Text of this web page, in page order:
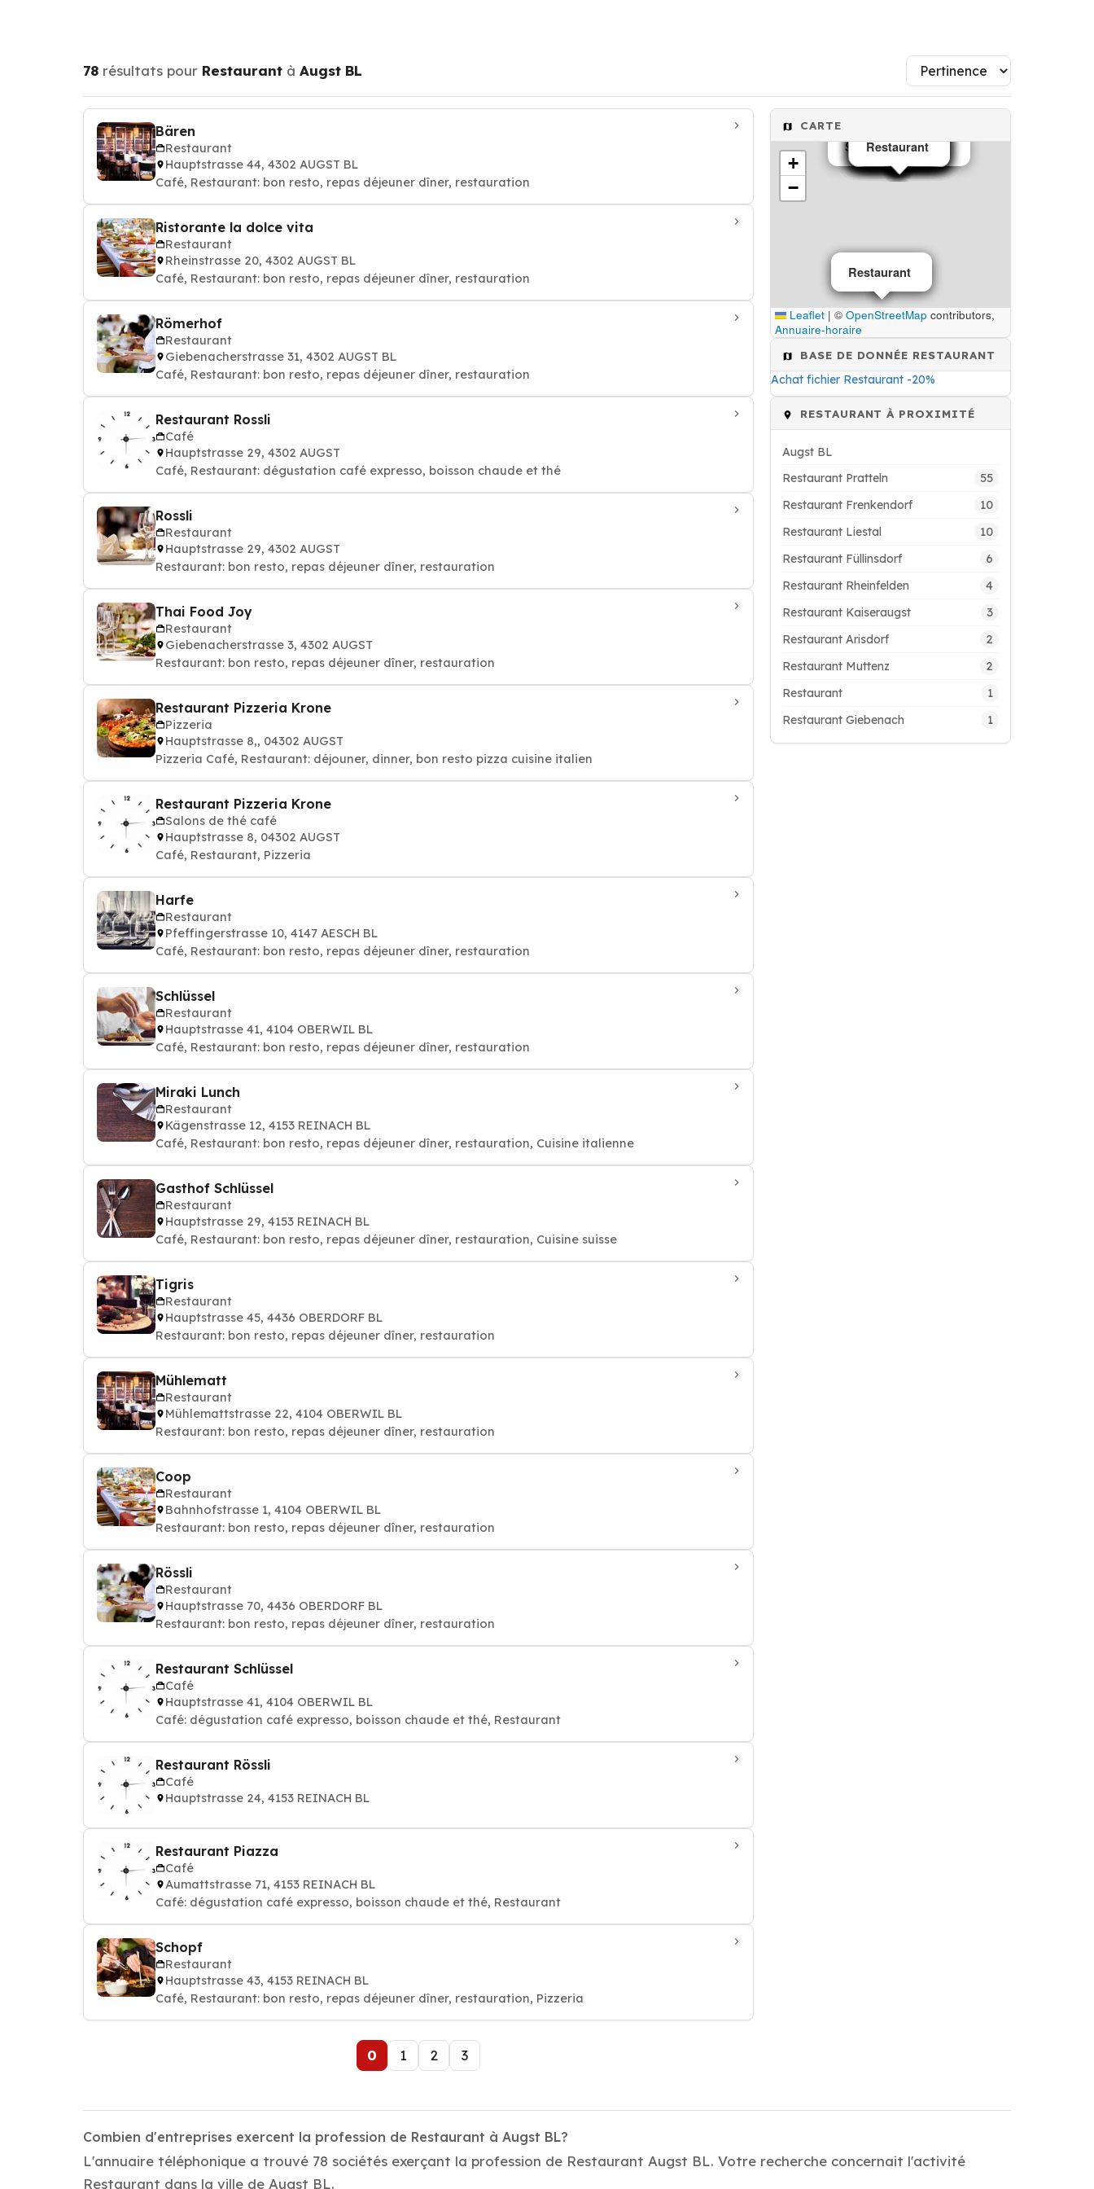
78 résultats pour Restaurant à Augst BL
Bären
Restaurant
Hauptstrasse 44, 4302 AUGST BL
Café, Restaurant: bon resto, repas déjeuner dîner, restauration
Ristorante la dolce vita
Restaurant
Rheinstrasse 20, 4302 AUGST BL
Café, Restaurant: bon resto, repas déjeuner dîner, restauration
Römerhof
Restaurant
Giebenacherstrasse 31, 4302 AUGST BL
Café, Restaurant: bon resto, repas déjeuner dîner, restauration
Restaurant Rossli
Café
Hauptstrasse 29, 4302 AUGST
Café, Restaurant: dégustation café expresso, boisson chaude et thé
Rossli
Restaurant
Hauptstrasse 29, 4302 AUGST
Restaurant: bon resto, repas déjeuner dîner, restauration
Thai Food Joy
Restaurant
Giebenacherstrasse 3, 4302 AUGST
Restaurant: bon resto, repas déjeuner dîner, restauration
Restaurant Pizzeria Krone
Pizzeria
Hauptstrasse 8,, 04302 AUGST
Pizzeria Café, Restaurant: déjouner, dinner, bon resto pizza cuisine italien
Restaurant Pizzeria Krone
Salons de thé café
Hauptstrasse 8, 04302 AUGST
Café, Restaurant, Pizzeria
Harfe
Restaurant
Pfeffingerstrasse 10, 4147 AESCH BL
Café, Restaurant: bon resto, repas déjeuner dîner, restauration
Schlüssel
Restaurant
Hauptstrasse 41, 4104 OBERWIL BL
Café, Restaurant: bon resto, repas déjeuner dîner, restauration
Miraki Lunch
Restaurant
Kägenstrasse 12, 4153 REINACH BL
Café, Restaurant: bon resto, repas déjeuner dîner, restauration, Cuisine italienne
Gasthof Schlüssel
Restaurant
Hauptstrasse 29, 4153 REINACH BL
Café, Restaurant: bon resto, repas déjeuner dîner, restauration, Cuisine suisse
Tigris
Restaurant
Hauptstrasse 45, 4436 OBERDORF BL
Restaurant: bon resto, repas déjeuner dîner, restauration
Mühlematt
Restaurant
Mühlemattstrasse 22, 4104 OBERWIL BL
Restaurant: bon resto, repas déjeuner dîner, restauration
Coop
Restaurant
Bahnhofstrasse 1, 4104 OBERWIL BL
Restaurant: bon resto, repas déjeuner dîner, restauration
Rössli
Restaurant
Hauptstrasse 70, 4436 OBERDORF BL
Restaurant: bon resto, repas déjeuner dîner, restauration
Restaurant Schlüssel
Café
Hauptstrasse 41, 4104 OBERWIL BL
Café: dégustation café expresso, boisson chaude et thé, Restaurant
Restaurant Rössli
Café
Hauptstrasse 24, 4153 REINACH BL
Restaurant Piazza
Café
Aumattstrasse 71, 4153 REINACH BL
Café: dégustation café expresso, boisson chaude et thé, Restaurant
Schopf
Restaurant
Hauptstrasse 43, 4153 REINACH BL
Café, Restaurant: bon resto, repas déjeuner dîner, restauration, Pizzeria
0 1 2 3
CARTE
Restaurant
Restaurant
Restaurant
Café
Restaurant
Restaurant
Pizzeria
Salons de thé café
Restaurant
Restaurant
Restaurant
Restaurant
Restaurant
Restaurant
Restaurant
Restaurant
Café
Café
Café
Restaurant
+
−
Leaflet | © OpenStreetMap contributors,
Annuaire-horaire
BASE DE DONNÉE RESTAURANT
Achat fichier Restaurant -20%
RESTAURANT À PROXIMITÉ
Augst BL
Restaurant Pratteln
55
Restaurant Frenkendorf 10
Restaurant Liestal 10
Restaurant Füllinsdorf 6
Restaurant Rheinfelden 4
Restaurant Kaiseraugst 3
Restaurant Arisdorf 2
Restaurant Muttenz 2
Restaurant 1
Restaurant Giebenach 1
Combien d'entreprises exercent la profession de Restaurant à Augst BL?
L'annuaire téléphonique a trouvé 78 sociétés exerçant la profession de Restaurant Augst BL. Votre recherche concernait l'activité
Restaurant dans la ville de Augst BL.